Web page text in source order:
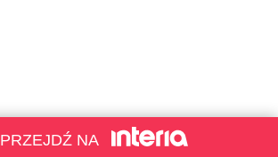
PRZEJDŹ NA